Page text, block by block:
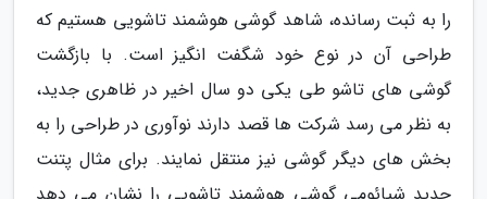
را به ثبت رسانده، شاهد گوشی هوشمند تاشویی هستیم که
طراحی آن در نوع خود شگفت انگیز است. با بازگشت
گوشی های تاشو طی یکی دو سال اخیر در ظاهری جدید،
به نظر می رسد شرکت ها قصد دارند نوآوری در طراحی را به
بخش های دیگر گوشی نیز منتقل نمایند. برای مثال پتنت